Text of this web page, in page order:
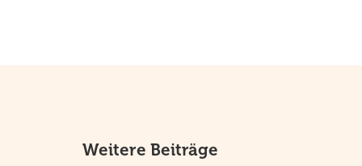
Weitere Beiträge